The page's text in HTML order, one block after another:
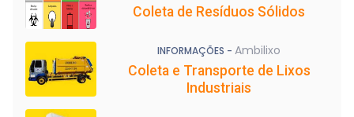
Coleta de Resíduos Sólidos
INFORMAÇÕES - Ambilixo
Coleta e Transporte de Lixos
Industriais